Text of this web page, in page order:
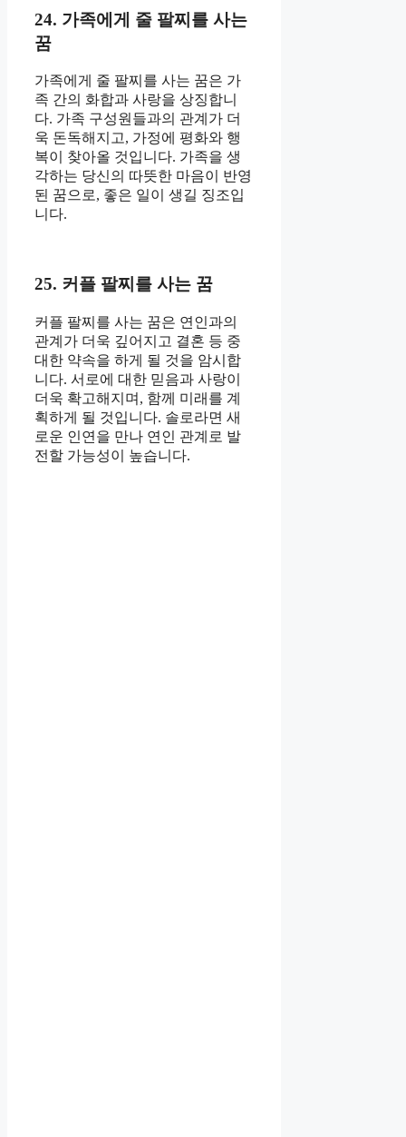
24. 가족에게 줄 팔찌를 사는
꿈
가족에게 줄 팔찌를 사는 꿈은 가
족 간의 화합과 사랑을 상징합니
다. 가족 구성원들과의 관계가 더
욱 돈독해지고, 가정에 평화와 행
복이 찾아올 것입니다. 가족을 생
각하는 당신의 따뜻한 마음이 반영
된 꿈으로, 좋은 일이 생길 징조입
니다.
25. 커플 팔찌를 사는 꿈
커플 팔찌를 사는 꿈은 연인과의
관계가 더욱 깊어지고 결혼 등 중
대한 약속을 하게 될 것을 암시합
니다. 서로에 대한 믿음과 사랑이
더욱 확고해지며, 함께 미래를 계
획하게 될 것입니다. 솔로라면 새
로운 인연을 만나 연인 관계로 발
전할 가능성이 높습니다.